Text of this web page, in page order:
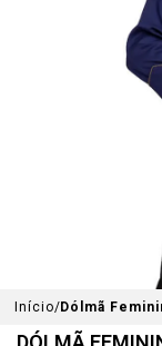
Início Dólmã